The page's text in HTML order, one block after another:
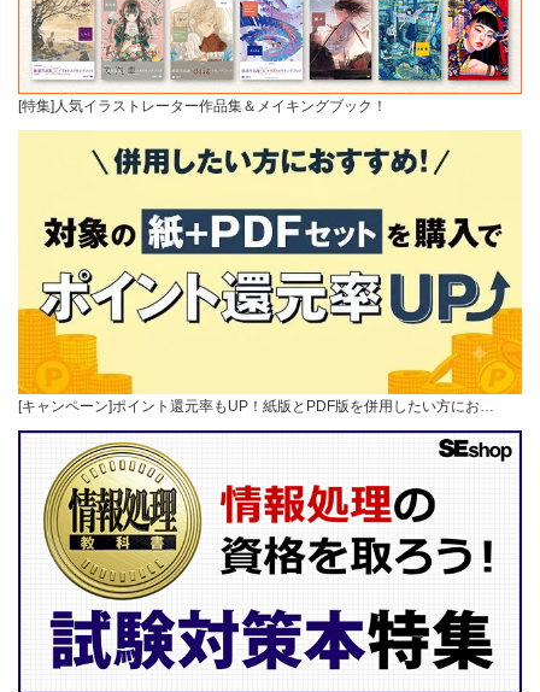
[特集]人気イラストレーター作品集＆メイキングブック！
[キャンペーン]ポイント還元率もUP！紙版とPDF版を併用したい方にお…